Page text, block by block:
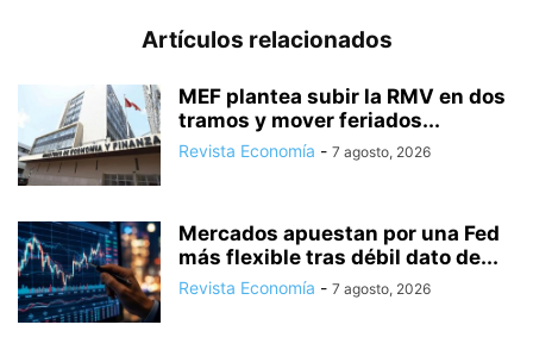
Artículos relacionados
MEF plantea subir la RMV en dos
tramos y mover feriados...
Revista Economía - 7 agosto, 2026
Mercados apuestan por una Fed
más flexible tras débil dato de...
Revista Economía - 7 agosto, 2026